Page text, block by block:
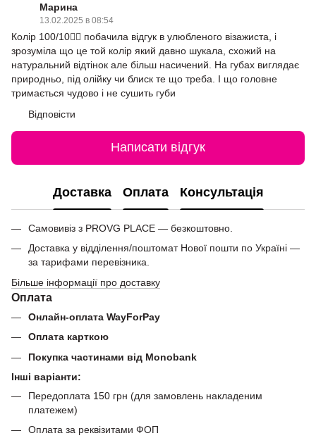
Марина
13.02.2025 в 08:54
Колір 100/10❤️‍🔥 побачила відгук в улюбленого візажиста, і
зрозуміла що це той колір який давно шукала, схожий на
натуральний відтінок але більш насичений. На губах виглядає
природньо, під олійку чи блиск те що треба. І що головне
тримається чудово і не сушить губи
Відповісти
Написати відгук
Доставка Оплата Консультація
Самовивіз з PROVG PLACE — безкоштовно.
Доставка у відділення/поштомат Нової пошти по Україні —
за тарифами перевізника.
Більше інформації про доставку
Оплата
Онлайн-оплата WayForPay
Оплата карткою
Покупка частинами від Monobank
Інші варіанти:
Передоплата 150 грн (для замовлень накладеним
платежем)
Оплата за реквізитами ФОП